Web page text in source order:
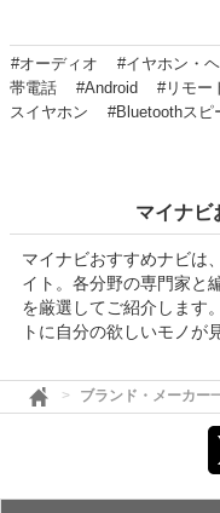
#オーディオ #イヤホン・
帯電話
#Android #リモー
スイヤホン
#Bluetoothスピ
マイナビ
マイナビおすすめナビは
イト。各分野の専門家と
を厳選してご紹介します
トに自分の欲しいモノが
ブランド・メーカー